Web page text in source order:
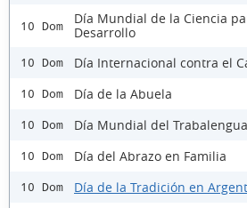
10 Dom
Día Mundial de la Ciencia
Desarrollo
10 Dom Día Internacional contra el
10 Dom Día de la Abuela
10 Dom Día Mundial del
10 Dom Día del Abrazo en Familia
10 Dom Día de la Tradición en